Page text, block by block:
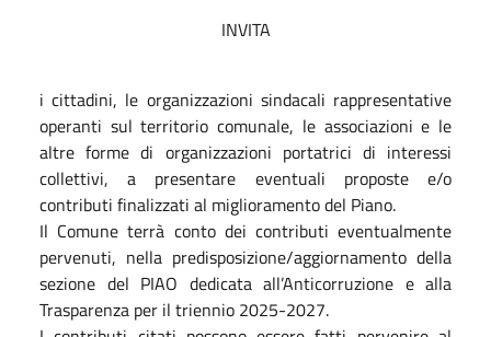
INVITA
i cittadini, le organizzazioni sindacali rappresentative
operanti sul territorio comunale, le associazioni e le
altre forme di organizzazioni portatrici di interessi
collettivi, a presentare eventuali proposte e/o
contributi finalizzati al miglioramento del Piano.
Il Comune terrà conto dei contributi eventualmente
pervenuti, nella predisposizione/aggiornamento della
sezione del PIAO dedicata all’Anticorruzione e alla
Trasparenza per il triennio 2025-2027.